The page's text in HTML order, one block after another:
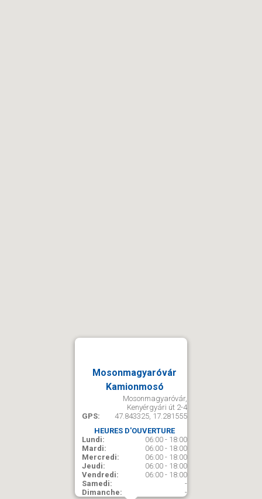
Mosonmagyaróvár
Kamionmosó
Mosonmagyaróvár,
Kenyérgyári út 2-4
GPS:
47.843325, 17.281555
HEURES D'OUVERTURE
Lundi:
06:00 - 18:00
Mardi:
06:00 - 18:00
Mercredi:
06:00 - 18:00
Jeudi:
06:00 - 18:00
Vendredi:
06:00 - 18:00
Samedi:
-
Dimanche:
-